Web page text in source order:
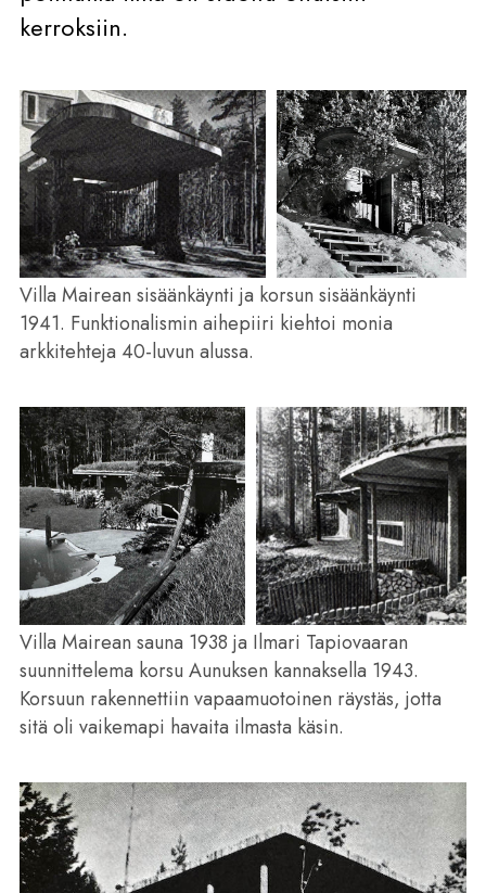
kerroksiin.
Villa Mairean sisäänkäynti ja korsun sisäänkäynti
1941. Funktionalismin aihepiiri kiehtoi monia
arkkitehteja 40-luvun alussa.
Villa Mairean sauna 1938 ja Ilmari Tapiovaaran
suunnittelema korsu Aunuksen kannaksella 1943.
Korsuun rakennettiin vapaamuotoinen räystäs, jotta
sitä oli vaikemapi havaita ilmasta käsin.